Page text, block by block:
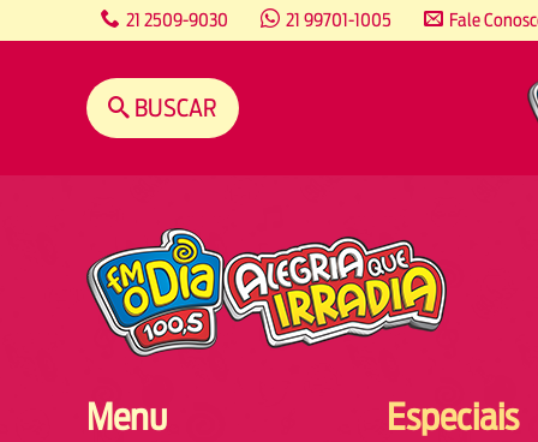
21 2509-9030 21 99701-1005 Fale
BUSCAR
Menu Especiais